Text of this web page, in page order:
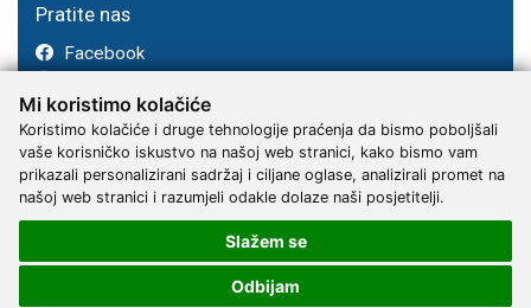
Mi koristimo kolačiće
Koristimo kolačiće i druge tehnologije praćenja da bismo poboljšali
vaše korisničko iskustvo na našoj web stranici, kako bismo vam
prikazali personalizirani sadržaj i ciljane oglase, analizirali promet na
našoj web stranici i razumjeli odakle dolaze naši posjetitelji.
Slažem se
Odbijam
Pratite nas
Facebook
Youtube
2017 - 2026 © Kvantum-tim d.o.o.